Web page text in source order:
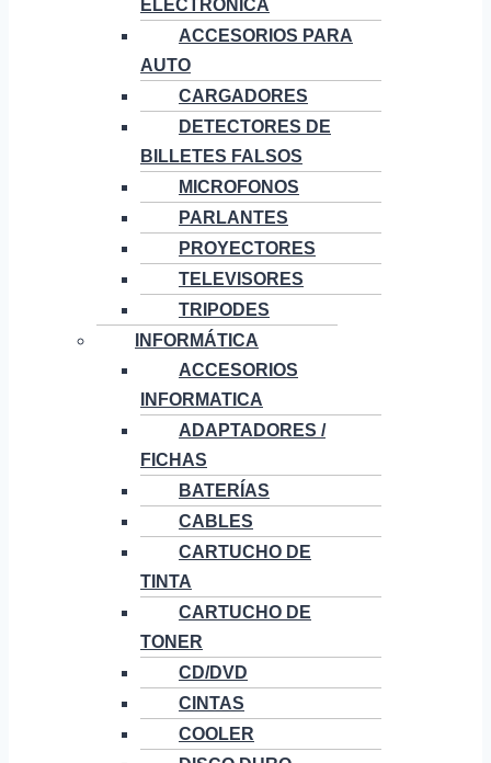
ELECTRONICA
ACCESORIOS PARA
AUTO
CARGADORES
DETECTORES DE
BILLETES FALSOS
MICROFONOS
PARLANTES
PROYECTORES
TELEVISORES
TRIPODES
INFORMÁTICA
ACCESORIOS
INFORMATICA
ADAPTADORES /
FICHAS
BATERÍAS
CABLES
CARTUCHO DE
TINTA
CARTUCHO DE
TONER
CD/DVD
CINTAS
COOLER